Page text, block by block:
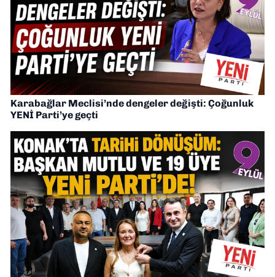
Karabağlar Meclisi’nde dengeler değişti: Çoğunluk
YENİ Parti’ye geçti